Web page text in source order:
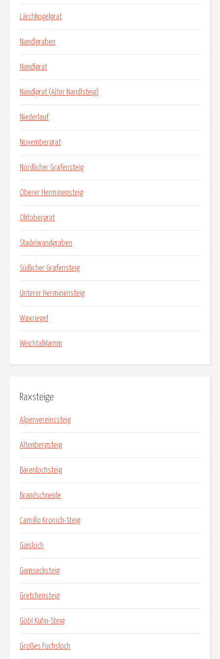
Lärchkogelgrat
Nandlgraben
Nandlgrat
Nandlgrat (Alter Nandlsteig)
Niederlauf
Novembergrat
Nördlicher Grafensteig
Oberer Herminensteig
Oktobergrat
Stadelwandgraben
Südlicher Grafensteig
Unterer Herminensteig
Waxriegel
Weichtalklamm
Raxsteige
Alpenvereinssteig
Altenbergsteig
Bärenlochsteig
Brandschneide
Camillo Kronich-Steig
Gaisloch
Gamsecksteig
Gretchensteig
Göbl Kühn-Steig
Großes Fuchsloch